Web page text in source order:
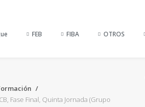
FEB FIBA OTROS
Fase Final, Quinta Jornada (Grupo